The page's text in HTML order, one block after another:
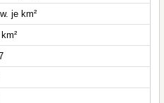
je km²